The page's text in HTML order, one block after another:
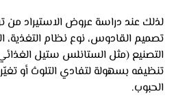
لذلك عند دراسة عروض الاستيراد من
تصميم القادوس، نوع نظام التغذية،
تنظيفه بسهولة لتفادي التلوث أو
الحبوب.